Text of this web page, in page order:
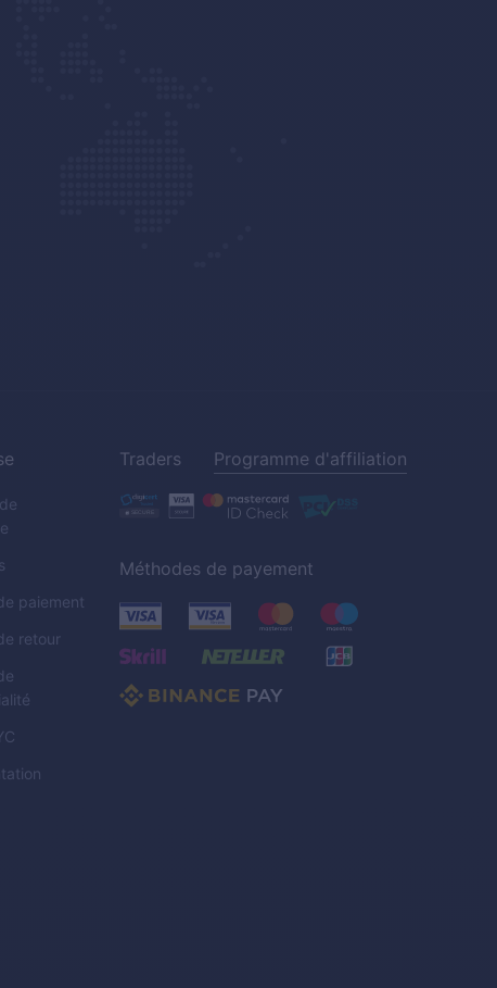
paiement
retour
Traders Programme d'affiliation
Méthodes de payement